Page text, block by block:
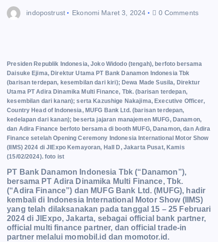
indopostrust Ekonomi Maret 3, 2024 0 Comments
Presiden Republik Indonesia, Joko Widodo (tengah), berfoto bersama
Daisuke Ejima, Direktur Utama PT Bank Danamon Indonesia Tbk
(barisan terdepan, kesembilan dari kiri); Dewa Made Susila, Direktur
Utama PT Adira Dinamika Multi Finance, Tbk. (barisan terdepan,
kesembilan dari kanan); serta Kazushige Nakajima, Executive Officer,
Country Head of Indonesia, MUFG Bank Ltd. (barisan terdepan,
kedelapan dari kanan); beserta jajaran manajemen MUFG, Danamon,
dan Adira Finance berfoto bersama di booth MUFG, Danamon, dan Adira
Finance setelah Opening Ceremony Indonesia International Motor Show
(IIMS) 2024 di JIExpo Kemayoran, Hall D, Jakarta Pusat, Kamis
(15/02/2024). foto ist
PT Bank Danamon Indonesia Tbk (“Danamon”),
bersama PT Adira Dinamika Multi Finance, Tbk.
(“Adira Finance”) dan MUFG Bank Ltd. (MUFG), hadir
kembali di Indonesia International Motor Show (IIMS)
yang telah dilaksanakan pada tanggal 15 – 25 Februari
2024 di JIExpo, Jakarta, sebagai official bank partner,
official multi finance partner, dan official trade-in
partner melalui momobil.id dan momotor.id.